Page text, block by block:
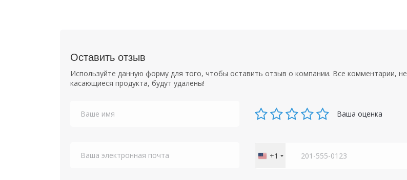
Оставить отзыв
Используйте данную форму для того, чтобы оставить отзыв о компании. Все комментарии, не
касающиеся продукта, будут удалены!
Ваша оценка
United
+1